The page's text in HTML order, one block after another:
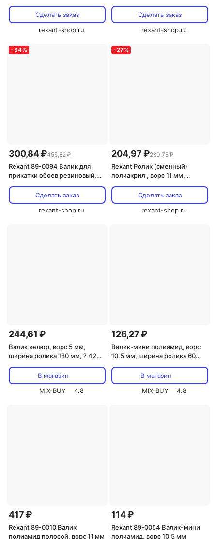
0105 1 штСделать заказ
rexant-shop.ru
Сделать заказ
rexant-shop.ru
- 34%
300,84 ₽455,82 ₽
Rexant 89-0094 Валик для
прикатки обоев резиновый,
Сделать заказ
rexant-shop.ru
-27%
204,97 ₽280,78 ₽
Rexant Ролик (сменный)
полиакрил , ворс 11 мм,
0122 1 штСделать заказ
rexant-shop.ru
244,61 ₽
Валик велюр, ворс 5 мм,
ширина ролика 180 мм, ? 42
цена за 1 штВ магазин
MIX-BUY
4.8
126,27 ₽
Валик-мини полиамид, ворс
10.5 мм, ширина ролика 60
В магазин
MIX-BUY
4.8
417 ₽
Rexant 89-0010 Валик
полиамид полосой, ворс 11 мм
114 ₽
Rexant 89-0054 Валик-мини
полиамид, ворс 10.5 мм